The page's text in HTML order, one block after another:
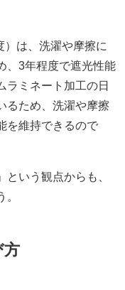
）は、洗濯や摩擦に
、3年程度で遮光性能
ラミネート加工の日
るため、洗濯や摩擦
を維持できるので
いう観点からも、
方